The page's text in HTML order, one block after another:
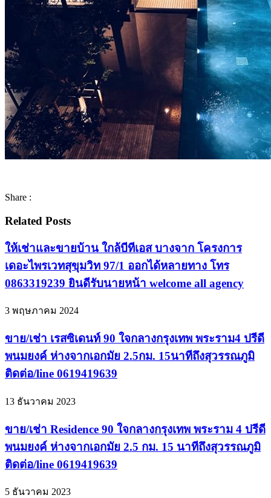
Share :
Related Posts
ให้เช่าและขายบ้าน ใกล้บีทีเอส บางจาก โครงการ
เดอะไพรเวทสุขุมวิท 97/1 ออกได้หลายทาง โทร
0863319239 ยินดีรับนายหน้า welcome all agency
3 พฤษภาคม 2024
ขาย/เช่า เรสซิเดนท์ 90 ใจกลางกรุงเทพ พระราม4 ปรีดี
พนมยงค์ ห่างจากเอกมัย 2.5กม. 15นาทีถึงสุวรรณภูมิ
ติดต่อ/line 0619419639
13 ธันวาคม 2023
ขาย/เช่า Residence 90 ใจกลางกรุงเทพ พระราม 4 ปรีดี
พนมยงค์ ห่างจากเอกมัย 2.5 กม. 15 นาทีถึงสุวรรณภูมิ
ติดต่อ/line 0619419639
5 ธันวาคม 2023